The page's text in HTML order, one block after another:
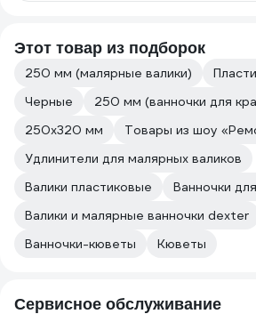
Этот товар из подборок
250 мм (малярные валики)
Черные
250 мм (ванночки для
250х320 мм
Товары из шоу
Удлинители для малярных валиков
Валики пластиковые
Ванночки
Валики и малярные ванночки dexter
Ванночки-кюветы
Кюветы
Сервисное обслуживание